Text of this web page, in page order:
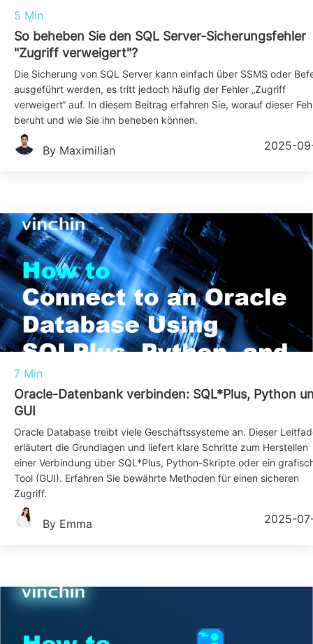
5 Min
So beheben Sie den SQL Server-Sicherungsfehler
"Zugriff verweigert"?
Die Sicherung von SQL Server kann einfach über SSMS oder
ausgeführt werden, es tritt jedoch häufig der Fehler „Zugriff
verweigert“ auf. In diesem Beitrag erfahren Sie, worauf dieser
beruht und wie Sie ihn beheben können.
By Maximilian 2025-
7 Min
Oracle-Datenbank verbinden: SQL*Plus, Python
GUI
Oracle Database treibt viele Geschäftssysteme an. Dieser
erläutert die Grundlagen und liefert klare Schritte zum Herstellen
einer Verbindung über SQL*Plus, Python-Skripte oder ein
Tool (GUI). Erfahren Sie bewährte Methoden für einen sicheren
Zugriff.
By Emma 2025-